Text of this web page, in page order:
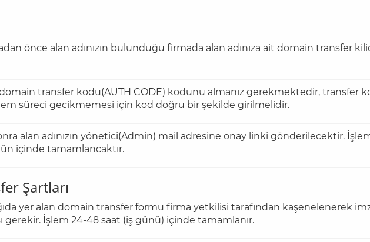
önce alan adınızın bulunduğu firmada alan adınıza ait domain transfer
transfer kodu(AUTH CODE) kodunu almanız gerekmektedir, transfer
süreci gecikmemesi için kod doğru bir şekilde girilmelidir.
alan adınızın yönetici(Admin) mail adresine onay linki gönderilecektir.
içinde tamamlancaktır.
Şartları
yer alan domain transfer formu firma yetkilisi tarafından kaşenelenerek
gerekir. İşlem 24-48 saat (iş günü) içinde tamamlanır.